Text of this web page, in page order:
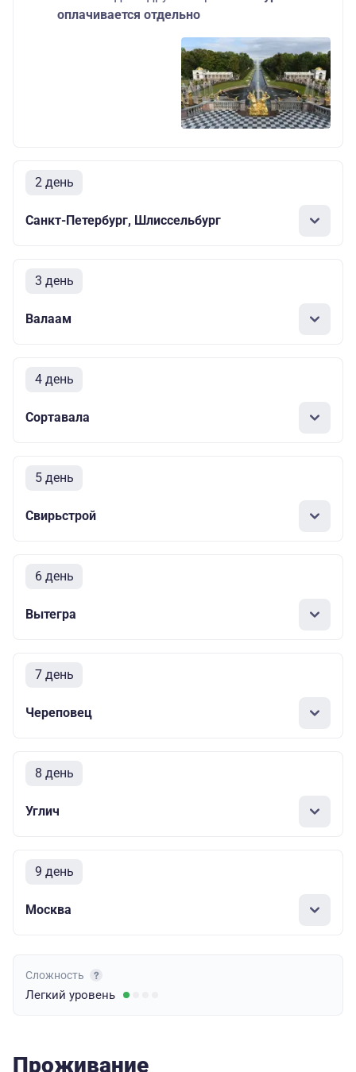
оплачивается отдельно
2 день
Санкт-Петербург, Шлиссельбург
3 день
Валаам
4 день
Сортавала
5 день
Свирьстрой
6 день
Вытегра
7 день
Череповец
8 день
Углич
9 день
Москва
Сложность
Легкий уровень
Проживание